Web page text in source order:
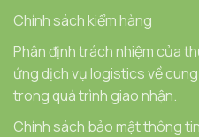
Chính sách kiểm hàng
Phân định trách nhiệm của
ứng dịch vụ logistics về
trong quá trình giao nhận.
Chính sách bảo mật thông